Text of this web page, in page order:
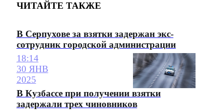
ЧИТАЙТЕ ТАКЖЕ
В Серпухове за взятки задержан экс-
сотрудник городской администрации
18:14
30 ЯНВ
2025
В Кузбассе при получении взятки
задержали трех чиновников